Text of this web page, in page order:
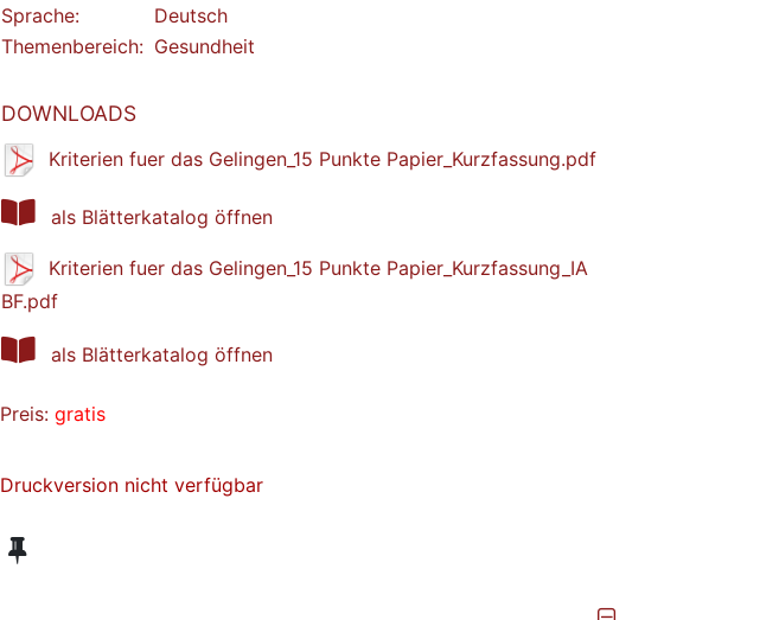
Sprache:
Deutsch
Themenbereich: Gesundheit
DOWNLOADS
Kriterien fuer das Gelingen_15 Punkte Papier_Kurzfassung.pdf
als Blätterkatalog öffnen
Kriterien fuer das Gelingen_15 Punkte Papier_Kurzfassung_IA
BF.pdf
als Blätterkatalog öffnen
Preis: gratis
Druckversion nicht verfügbar